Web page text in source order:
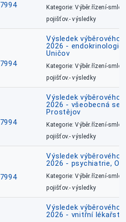
Kategorie: Výběr.řízení-
pojišťov.- výsledky
Výsledek výběrového
2026 - endokrinologie
Uničov
Kategorie: Výběr.řízení-
pojišťov.- výsledky
Výsledek výběrového
2026 - všeobecná
Prostějov
Kategorie: Výběr.řízení-
pojišťov.- výsledky
Výsledek výběrového
2026 - psychiatrie,
Kategorie: Výběr.řízení-
pojišťov.- výsledky
Výsledek výběrového
2026 - vnitřní